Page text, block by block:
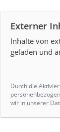
Externer
Inhalte von
geladen und
Durch die
wir in unserer